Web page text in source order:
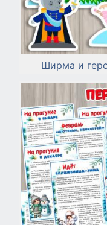
Ширма и